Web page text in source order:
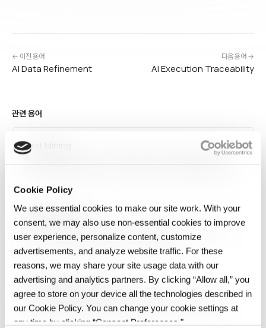
Cookie Policy
We use essential cookies to make our site work. With your
consent, we may also use non‑essential cookies to improve
user experience, personalize content, customize
advertisements, and analyze website traffic. For these
reasons, we may share your site usage data with our
advertising and analytics partners. By clicking “Allow all,” you
agree to store on your device all the technologies described in
our Cookie Policy. You can change your cookie settings at
any time by clicking “Consent Preferences."
← 이전 용어
AI Data Refinement
다음 용어 →
AI Execution Traceability
관련 용어
Text Mining
텍스트 마이닝(Text Mining)은 비정형 텍스트 데이터에서 패턴·트렌드·
경쟁사 모니터링, 법률·의학 문서 분석에 활용됩니다. 전통 NLP 기법부터
최신 LLM까지 다양한…
Data Curation
데이터 큐레이션은 데이터가 시간이 지나도 정확하고 잘 설명되고 쓸 수
있게 유지되도록 선별·정리·정제·관리하는 과정입니다.
Data Interoperability
데이터 상호운용성은 서로 다른 시스템이 의미를 잃지 않고 데이터를
주고받아 쓰는 능력입니다. 데이터 통합과의 차이, 그리고 AI-ready
데이터의 전제인 이유를 설명합니다.